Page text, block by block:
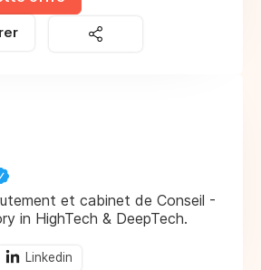
et cabinet de Conseil -
in HighTech & DeepTech.
Linkedin